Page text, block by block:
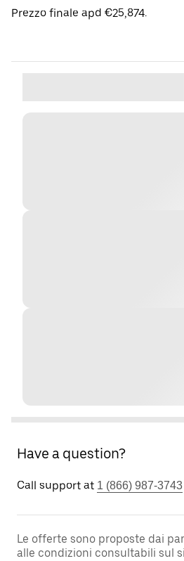
Prezzo finale apd €25,874.
Have a question?
Call support at 1 (866) 987-3743
Le offerte sono proposte dai
alle condizioni consultabili sul